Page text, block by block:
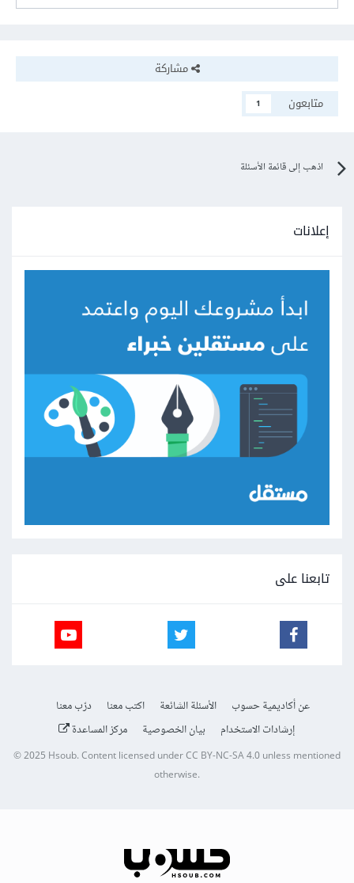
مشاركة
متابعون
1
اذهب إلى قائمة الأسئلة
إعلانات
تابعنا على
عن أكاديمية حسوب الأسئلة الشائعة اكتب معنا
درّب معنا
إرشادات الاستخدام
بيان الخصوصية مركز المساعدة
© 2025Hsoub.Content licensed underCC BY-NC-SA 4.0unless mentioned
otherwise.